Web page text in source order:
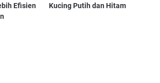
Efisien
Kucing Putih dan Hitam